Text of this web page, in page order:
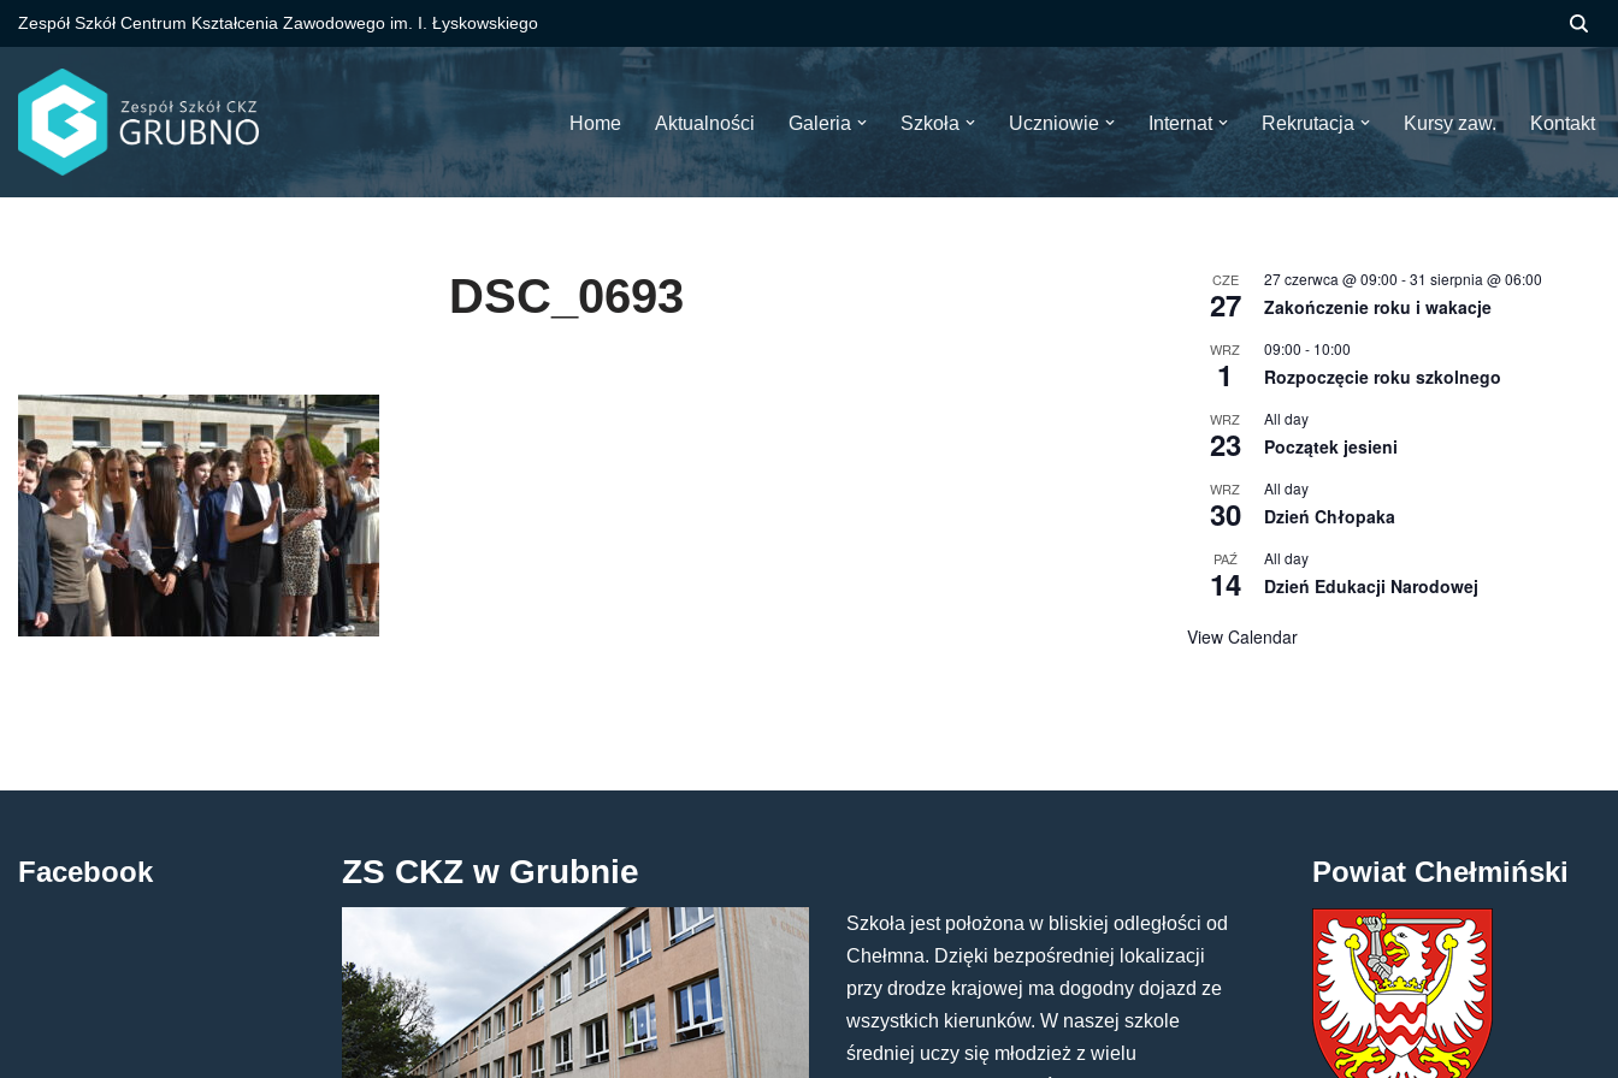
Przejdź
do
treści
Zespół Szkół Centrum Kształcenia Zawodowego im. I. Łyskowskiego
Home Aktualności Galeria Szkoła Uczniowie Internat Rekrutacja Kursy zaw. Kontakt
DSC_0693 CZE
27
27 czerwca @ 09:00 -31 sierpnia @ 06:00
Zakończenie roku i wakacje
WRZ
1
09:00 - 10:00
Rozpoczęcie roku szkolnego
WRZ
23
All day
Początek jesieni
WRZ
30
All day
Dzień Chłopaka
PAŹ
14
All day
Dzień Edukacji Narodowej
View Calendar
Facebook ZS CKZ w Grubnie
Szkoła jest położona w bliskiej odległości od
Chełmna. Dzięki bezpośredniej lokalizacji
przy drodze krajowej ma dogodny dojazd ze
wszystkich kierunków. W naszej szkole
średniej uczy się młodzież z wielu
Powiat Chełmiński